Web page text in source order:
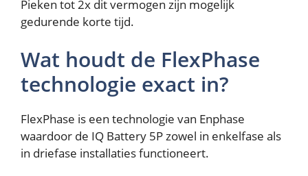
Pieken tot 2x dit vermogen zijn mogelijk
gedurende korte tijd.
Wat houdt de FlexPhase
technologie exact in?
FlexPhase is een technologie van Enphase
waardoor de IQ Battery 5P zowel in enkelfase als
in driefase installaties functioneert.